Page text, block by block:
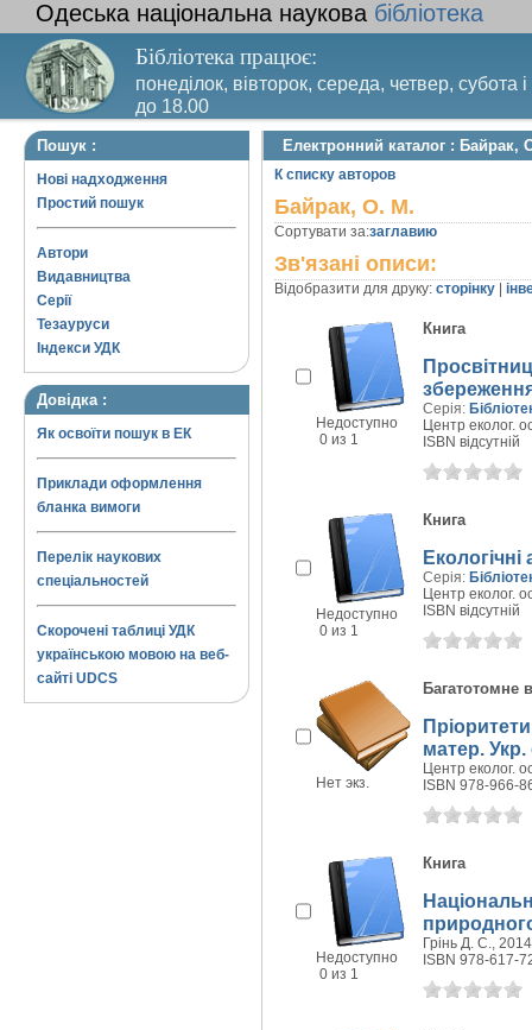
Одеська національна наукова бібліотека
Бібліотека працює:
понеділок, вівторок, середа, четвер, субота
до 18.00
Вихідний день – п’ятниця. Останній четвер
Пошук :
Нові надходження
Простий пошук
Автори
Видавництва
Серії
Тезауруси
Індекси УДК
Довідка :
Як освоїти пошук в ЕК
Приклади оформлення
бланка вимоги
Перелік наукових
спеціальностей
Скорочені таблиці УДК
українською мовою на веб-
сайті UDCS
Електронний каталог : Байрак,
К списку авторов
Байрак, О. М.
Сортувати за:заглавию
Зв'язані описи:
Відобразити для друку: сторінку
Недоступно
0 из 1
Книга
Серія:
Центр еколог.
ISBN відсутній
Недоступно
0 из 1
Книга
Екологічні
Серія:
Центр еколог.
ISBN відсутній
Нет экз.
Багатотомне
матер. Укр.
Центр еколог.
ISBN 978-966-
Недоступно
0 из 1
Книга
Грінь Д. С., 2014
ISBN 978-617-